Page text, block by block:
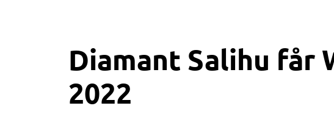
Diamant Salihu får
2022